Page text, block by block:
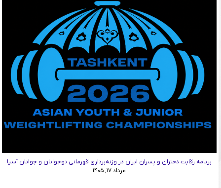
برنامه رقابت دختران و پسران ایران در وزنه‌برداری قهرمانی نوجوانان و جوانان آسیا
مرداد ۱۷, ۱۴۰۵